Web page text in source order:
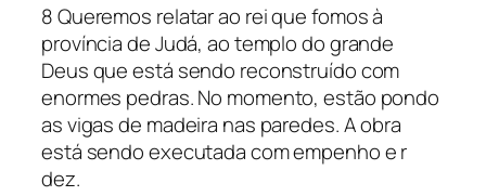
8 Queremos relatar ao rei que fomos à
província de Judá, ao templo do grande
Deus que está sendo reconstruído com
enormes pedras. No momento, estão pondo
as vigas de madeira nas paredes. A obra
está sendo executada com empenho e r
dez.